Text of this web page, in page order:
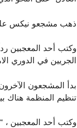
ذهب مشجعو نيكس
الجريين في الدوري
تنظيم المنظمة هناك بين 2014-19 ، على وجه الخصوص ، فترة مظلمة في تاريخ الفريق
وكتب أحد المعجبين ،